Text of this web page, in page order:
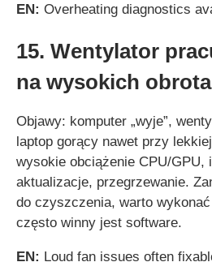
EN: Overheating diagnostics
15. Wentylator
na wysokich
Objawy: komputer „wyje”,
laptop gorący nawet przy
wysokie obciążenie CPU/GPU,
aktualizacje, przegrzewanie.
do czyszczenia, warto
często winny jest software.
EN: Loud fan issues often